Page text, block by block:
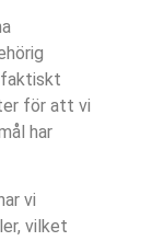
faktiskt
för att vi
har
vi
vilket